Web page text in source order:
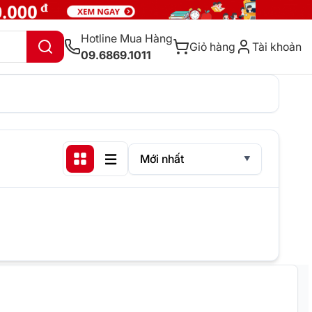
Hotline Mua Hàng
09.6869.1011
Giỏ hàng Tài khoản